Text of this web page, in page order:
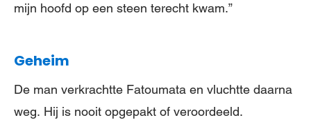
mijn hoofd op een steen terecht kwam.”
Geheim
De man verkrachtte Fatoumata en vluchtte daarna
weg. Hij is nooit opgepakt of veroordeeld.